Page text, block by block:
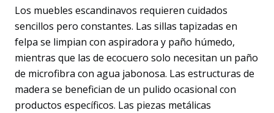
Los muebles escandinavos requieren cuidados
sencillos pero constantes. Las sillas tapizadas en
felpa se limpian con aspiradora y paño húmedo,
mientras que las de ecocuero solo necesitan un paño
de microfibra con agua jabonosa. Las estructuras de
madera se benefician de un pulido ocasional con
productos específicos. Las piezas metálicas